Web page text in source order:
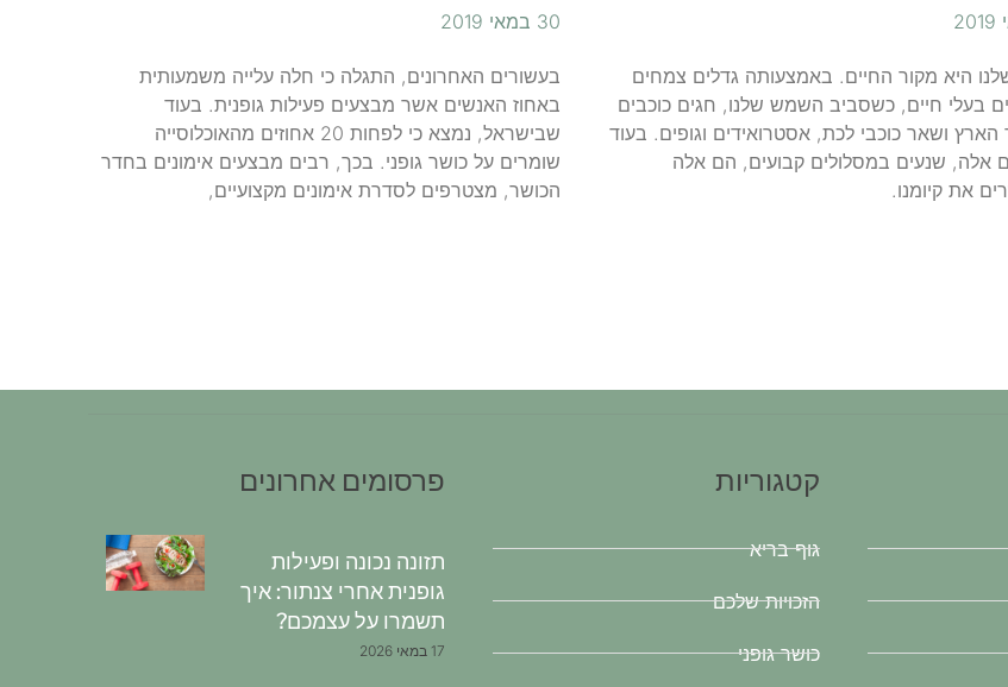
היא מקור החיים. באמצעותה גדלים צמחים
בעלי חיים, כשסביב השמש שלנו, חגים כוכבים
הארץ ושאר כוכבי לכת, אסטרואידים וגופים. בעוד
אלה, שנעים במסלולים קבועים, הם אלה
את קיומנו.
30 במאי 2019
בעשורים האחרונים, התגלה כי חלה עלייה משמעותית
באחוז האנשים אשר מבצעים פעילות גופנית. בעוד
שבישראל, נמצא כי לפחות 20 אחוזים מהאוכלוסייה
שומרים על כושר גופני. בכך, רבים מבצעים אימונים בחדר
הכושר, מצטרפים לסדרת אימונים מקצועיים,
קטגוריות
גוף בריא
הזכויות שלכם
כושר גופני
פרסומים אחרונים
תזונה נכונה ופעילות
גופנית אחרי צנתור: איך
תשמרו על עצמכם?
17 במאי 2026